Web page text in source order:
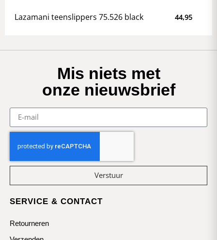
Lazamani teenslippers 75.526 black 44,95
Mis niets met
onze nieuwsbrief
Verstuur
SERVICE & CONTACT
Retourneren